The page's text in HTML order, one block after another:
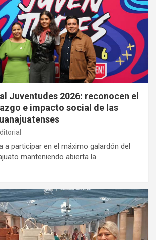
Juventudes 2026: reconocen el
e impacto social de las
a participar en el máximo galardón del
manteniendo abierta la